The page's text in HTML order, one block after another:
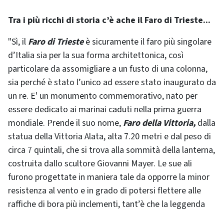
Tra i più ricchi di storia c’è ache il Faro di Trieste...
"Sì, il Faro di Triesteè sicuramente il faro più singolare
d’Italia sia per la sua forma architettonica, così
particolare da assomigliare a un fusto di una colonna,
sia perché è stato l’unico ad essere stato inaugurato da
un re. E' un monumento commemorativo, nato per
essere dedicato ai marinai caduti nella prima guerra
mondiale. Prende il suo nome, Faro della Vittoria, dalla
statua della Vittoria Alata, alta 7.20 metri e dal peso di
circa 7 quintali, che si trova alla sommità della lanterna,
costruita dallo scultore Giovanni Mayer. Le sue ali
furono progettate in maniera tale da opporre la minor
resistenza al vento e in grado di potersi flettere alle
raffiche di bora più inclementi, tant’è che la leggenda